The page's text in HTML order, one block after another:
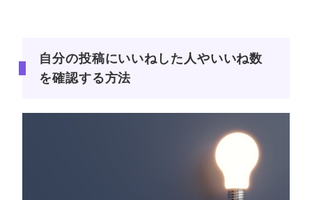
自分の投稿にいいねした人やいいね数
を確認する方法